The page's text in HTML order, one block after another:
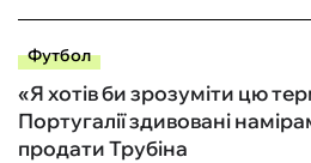
Футбол
«Я хотів би зрозуміти цю
Португалії здивовані
продати Трубіна